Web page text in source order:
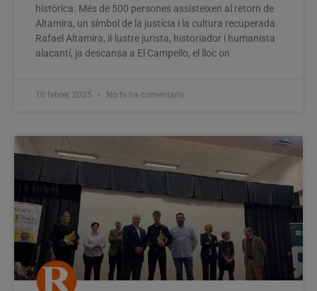
històrica. Més de 500 persones assisteixen al retorn de
Altamira, un símbol de la justícia i la cultura recuperada.
Rafael Altamira, il·lustre jurista, historiador i humanista
alacantí, ja descansa a El Campello, el lloc on
10 febrer, 2025 No hi ha comentaris